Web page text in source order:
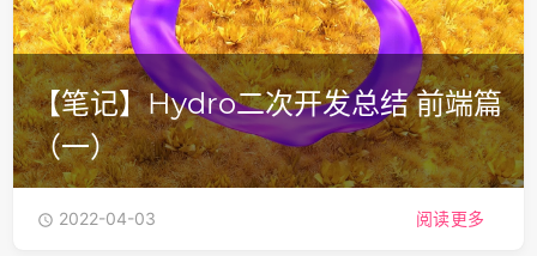
【笔记】Hydro二次开发总结 前端篇
（一）
 2022-04-03 阅读更多